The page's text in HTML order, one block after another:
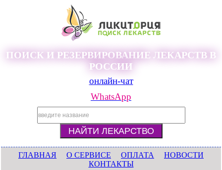
ПОИСК И РЕЗЕРВИРОВАНИЕ ЛЕКАРСТВ В
РОССИИ
онлайн-чат
WhatsApp
ГЛАВНАЯ О СЕРВИСЕ ОПЛАТА
НОВОСТИ
КОНТАКТЫ